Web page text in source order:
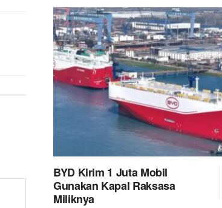
BYD Kirim 1 Juta Mobil
Gunakan Kapal Raksasa
Miliknya